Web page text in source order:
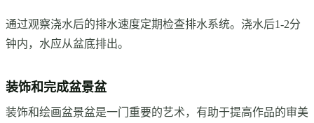
通过观察浇水后的排水速度定期检查排水系统。浇水后1-2分
钟内，水应从盆底排出。
装饰和完成盆景盆
装饰和绘画盆景盆是一门重要的艺术，有助于提高作品的审美